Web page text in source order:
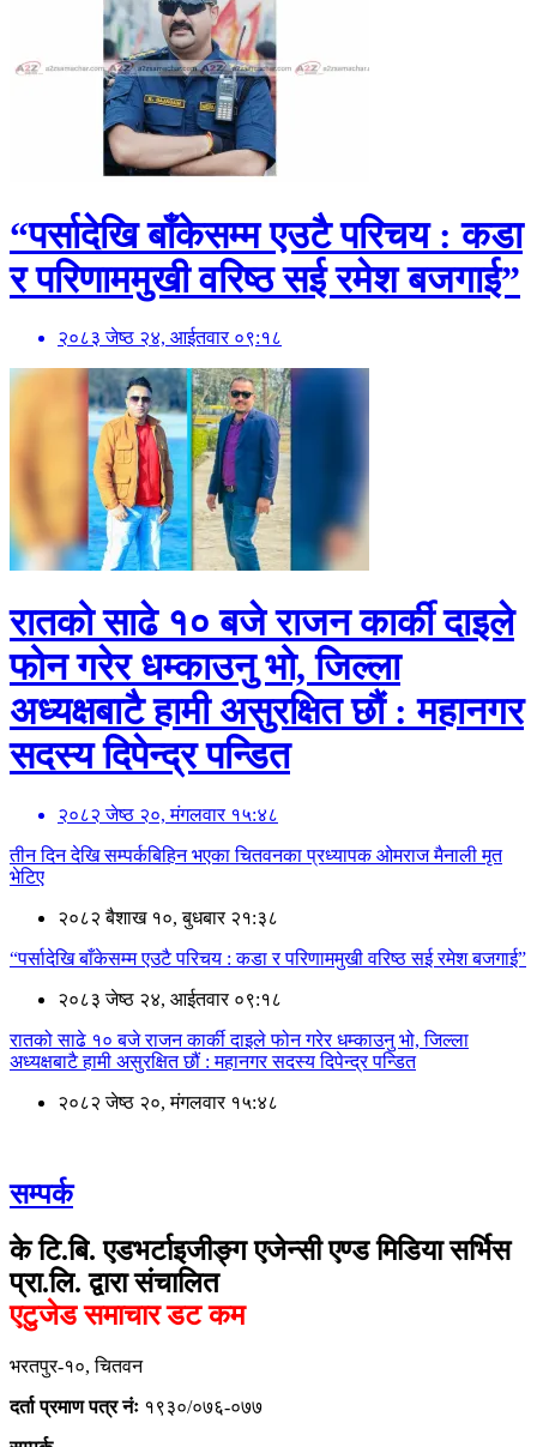
“पर्सादेखि बाँकेसम्म एउटै परिचय : कडा
र परिणाममुखी वरिष्ठ सई रमेश बजगाई”
२०८३ जेष्ठ २४, आईतवार ०९:१८
रातको साढे १० बजे राजन कार्की दाइले
फोन गरेर धम्काउनु भो, जिल्ला
अध्यक्षबाटै हामी असुरक्षित छौं : महानगर
सदस्य दिपेन्द्र पन्डित
२०८२ जेष्ठ २०, मंगलवार १५:४८
तीन दिन देखि सम्पर्कबिहिन भएका चितवनका प्रध्यापक ओमराज मैनाली मृत
भेटिए
२०८२ बैशाख १०, बुधबार २१:३८
“पर्सादेखि बाँकेसम्म एउटै परिचय : कडा र परिणाममुखी वरिष्ठ सई रमेश बजगाई”
२०८३ जेष्ठ २४, आईतवार ०९:१८
रातको साढे १० बजे राजन कार्की दाइले फोन गरेर धम्काउनु भो, जिल्ला
अध्यक्षबाटै हामी असुरक्षित छौं : महानगर सदस्य दिपेन्द्र पन्डित
२०८२ जेष्ठ २०, मंगलवार १५:४८
सम्पर्क
के टि.बि. एडभर्टाइजीङ्ग एजेन्सी एण्ड मिडिया सर्भिस
प्रा.लि. द्वारा संचालित
एटुजेड समाचार डट कम
भरतपुर-१०, चितवन
दर्ता प्रमाण पत्र नंः १९३०/०७६-०७७